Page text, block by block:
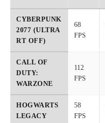
CYBERPUNK
2077 (ULTRA
RT OFF)
68
FPS
CALL OF
DUTY:
WARZONE
112
FPS
HOGWARTS
LEGACY
58
FPS